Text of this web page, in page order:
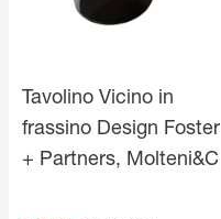
Tavolino Vicino in
frassino Design Foster
+ Partners, Molteni&C